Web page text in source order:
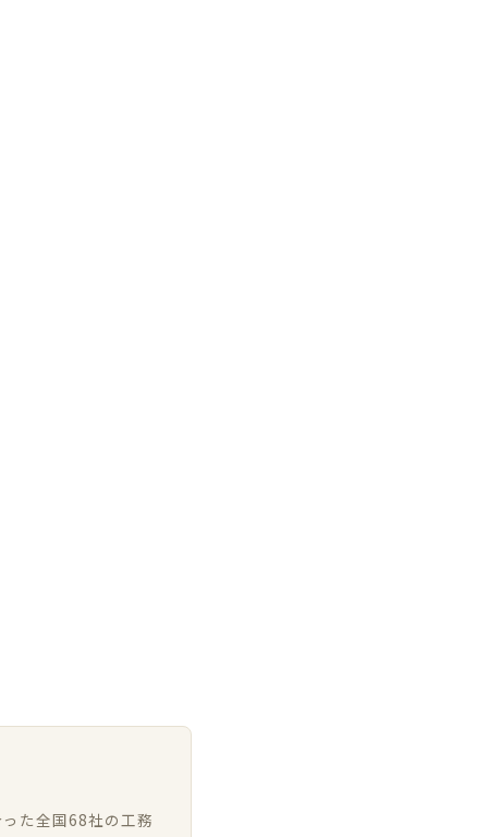
た全国68社の工務